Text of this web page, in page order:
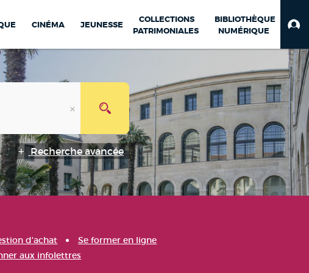
CINÉMA JEUNESSE
COLLECTIONS
PATRIMONIALES
BIBLIOTHÈQUE
NUMÉRIQUE
Recherche avancée
d'achat
Se former en ligne
aux infolettres